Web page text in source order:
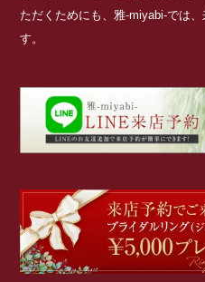
ただくためにも、雅-miyabi-では
す。